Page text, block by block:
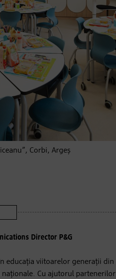
Corbi, Argeș
Director P&G
educația viitoarelor generații din
Cu ajutorul partenerilor